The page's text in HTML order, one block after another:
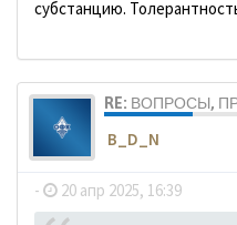
субстанцию.
RE: ВОПРОСЫ,
B_D_N
- 20 апр 2025, 16:39